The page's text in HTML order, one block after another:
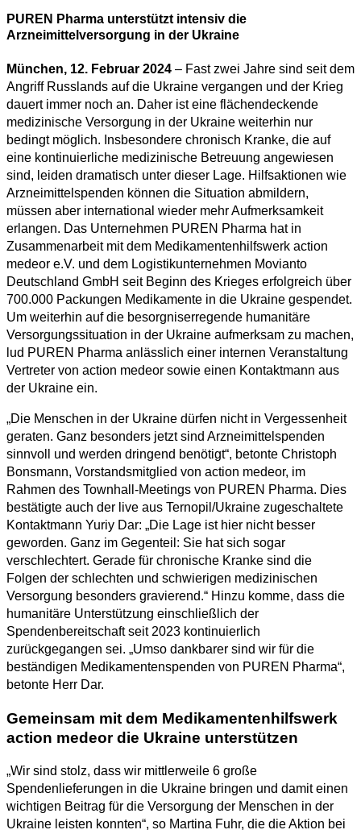
PUREN Pharma unterstützt intensiv die
Arzneimittelversorgung in der Ukraine
München, 12. Februar 2024 – Fast zwei Jahre sind seit dem
Angriff Russlands auf die Ukraine vergangen und der Krieg
dauert immer noch an. Daher ist eine flächendeckende
medizinische Versorgung in der Ukraine weiterhin nur
bedingt möglich. Insbesondere chronisch Kranke, die auf
eine kontinuierliche medizinische Betreuung angewiesen
sind, leiden dramatisch unter dieser Lage. Hilfsaktionen wie
Arzneimittelspenden können die Situation abmildern,
müssen aber international wieder mehr Aufmerksamkeit
erlangen. Das Unternehmen PUREN Pharma hat in
Zusammenarbeit mit dem Medikamentenhilfswerk action
medeor e.V. und dem Logistikunternehmen Movianto
Deutschland GmbH seit Beginn des Krieges erfolgreich über
700.000 Packungen Medikamente in die Ukraine gespendet.
Um weiterhin auf die besorgniserregende humanitäre
Versorgungssituation in der Ukraine aufmerksam zu machen,
lud PUREN Pharma anlässlich einer internen Veranstaltung
Vertreter von action medeor sowie einen Kontaktmann aus
der Ukraine ein.
„Die Menschen in der Ukraine dürfen nicht in Vergessenheit
geraten. Ganz besonders jetzt sind Arzneimittelspenden
sinnvoll und werden dringend benötigt“, betonte Christoph
Bonsmann, Vorstandsmitglied von action medeor, im
Rahmen des Townhall-Meetings von PUREN Pharma. Dies
bestätigte auch der live aus Ternopil/Ukraine zugeschaltete
Kontaktmann Yuriy Dar: „Die Lage ist hier nicht besser
geworden. Ganz im Gegenteil: Sie hat sich sogar
verschlechtert. Gerade für chronische Kranke sind die
Folgen der schlechten und schwierigen medizinischen
Versorgung besonders gravierend.“ Hinzu komme, dass die
humanitäre Unterstützung einschließlich der
Spendenbereitschaft seit 2023 kontinuierlich
zurückgegangen sei. „Umso dankbarer sind wir für die
beständigen Medikamentenspenden von PUREN Pharma“,
betonte Herr Dar.
Gemeinsam mit dem Medikamentenhilfswerk
action medeor die Ukraine unterstützen
„Wir sind stolz, dass wir mittlerweile 6 große
Spendenlieferungen in die Ukraine bringen und damit einen
wichtigen Beitrag für die Versorgung der Menschen in der
Ukraine leisten konnten“, so Martina Fuhr, die die Aktion bei